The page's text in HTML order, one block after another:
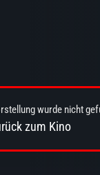
wurde nicht
zum Kino